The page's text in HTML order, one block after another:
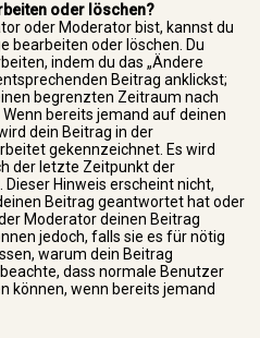
oder löschen?
oder Moderator bist, kannst du
bearbeiten oder löschen. Du
indem du das „Ändere
Beitrag anklickst;
begrenzten Zeitraum nach
bereits jemand auf deinen
dein Beitrag in der
gekennzeichnet. Es wird
der letzte Zeitpunkt der
Hinweis erscheint nicht,
Beitrag geantwortet hat oder
Moderator deinen Beitrag
jedoch, falls sie es für nötig
warum dein Beitrag
dass normale Benutzer
können, wenn bereits jemand